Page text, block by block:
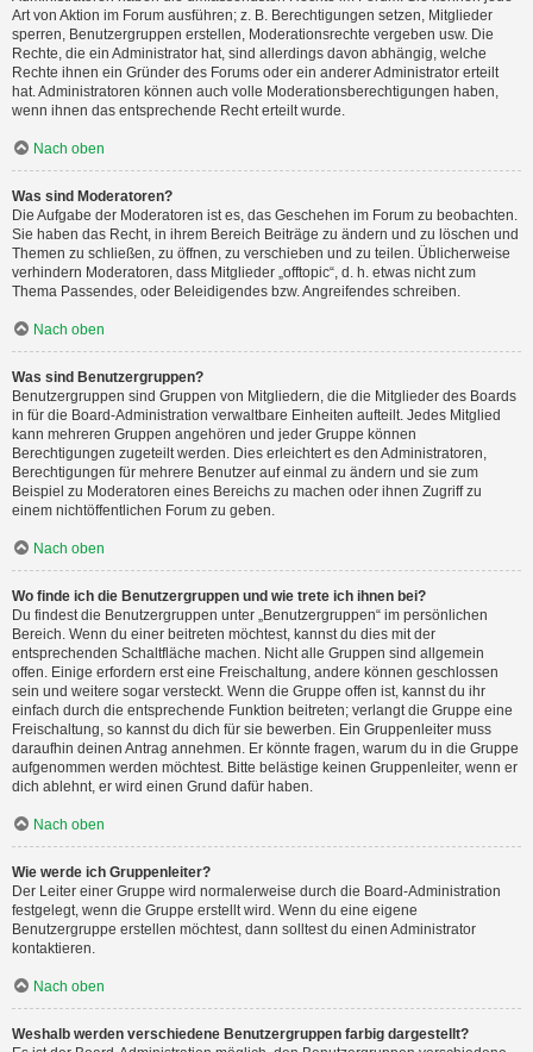
Art von Aktion im Forum ausführen; z. B. Berechtigungen setzen, Mitglieder
sperren, Benutzergruppen erstellen, Moderationsrechte vergeben usw. Die
Rechte, die ein Administrator hat, sind allerdings davon abhängig, welche
Rechte ihnen ein Gründer des Forums oder ein anderer Administrator erteilt
hat. Administratoren können auch volle Moderationsberechtigungen haben,
wenn ihnen das entsprechende Recht erteilt wurde.
Nach oben
Was sind Moderatoren?
Die Aufgabe der Moderatoren ist es, das Geschehen im Forum zu beobachten.
Sie haben das Recht, in ihrem Bereich Beiträge zu ändern und zu löschen und
Themen zu schließen, zu öffnen, zu verschieben und zu teilen. Üblicherweise
verhindern Moderatoren, dass Mitglieder „offtopic“, d. h. etwas nicht zum
Thema Passendes, oder Beleidigendes bzw. Angreifendes schreiben.
Nach oben
Was sind Benutzergruppen?
Benutzergruppen sind Gruppen von Mitgliedern, die die Mitglieder des Boards
in für die Board-Administration verwaltbare Einheiten aufteilt. Jedes Mitglied
kann mehreren Gruppen angehören und jeder Gruppe können
Berechtigungen zugeteilt werden. Dies erleichtert es den Administratoren,
Berechtigungen für mehrere Benutzer auf einmal zu ändern und sie zum
Beispiel zu Moderatoren eines Bereichs zu machen oder ihnen Zugriff zu
einem nichtöffentlichen Forum zu geben.
Nach oben
Wo finde ich die Benutzergruppen und wie trete ich ihnen bei?
Du findest die Benutzergruppen unter „Benutzergruppen“ im persönlichen
Bereich. Wenn du einer beitreten möchtest, kannst du dies mit der
entsprechenden Schaltfläche machen. Nicht alle Gruppen sind allgemein
offen. Einige erfordern erst eine Freischaltung, andere können geschlossen
sein und weitere sogar versteckt. Wenn die Gruppe offen ist, kannst du ihr
einfach durch die entsprechende Funktion beitreten; verlangt die Gruppe eine
Freischaltung, so kannst du dich für sie bewerben. Ein Gruppenleiter muss
daraufhin deinen Antrag annehmen. Er könnte fragen, warum du in die Gruppe
aufgenommen werden möchtest. Bitte belästige keinen Gruppenleiter, wenn er
dich ablehnt, er wird einen Grund dafür haben.
Nach oben
Wie werde ich Gruppenleiter?
Der Leiter einer Gruppe wird normalerweise durch die Board-Administration
festgelegt, wenn die Gruppe erstellt wird. Wenn du eine eigene
Benutzergruppe erstellen möchtest, dann solltest du einen Administrator
kontaktieren.
Nach oben
Weshalb werden verschiedene Benutzergruppen farbig dargestellt?